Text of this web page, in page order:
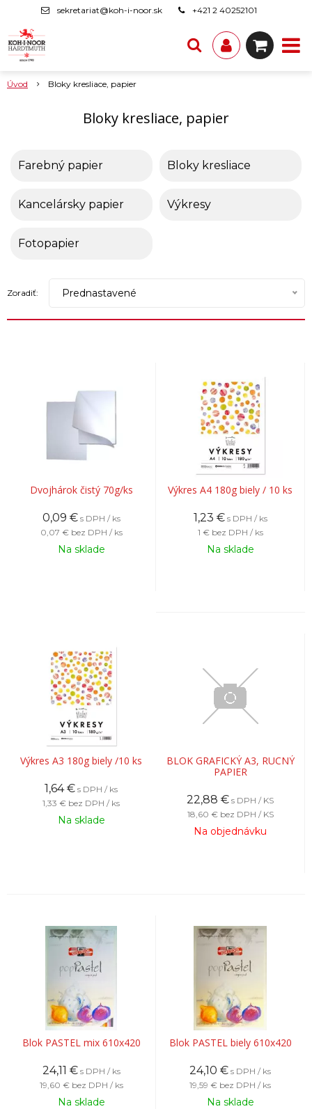
sekretariat@koh-i-noor.sk +421 2 40252101
Úvod Bloky kresliace, papier
Bloky kresliace, papier
Farebný papier Bloky kresliace
Kancelársky papier Výkresy
Fotopapier
Zoradiť: Prednastavené
Dvojhárok čistý 70g/ks
0,09 € s DPH / ks
0,07 € bez DPH / ks
Na sklade
Výkres A4 180g biely / 10 ks
1,23 € s DPH / ks
1 € bez DPH / ks
Na sklade
Výkres A3 180g biely /10 ks
1,64 € s DPH / ks
1,33 € bez DPH / ks
Na sklade
BLOK GRAFICKÝ A3, RUCNÝ
PAPIER
22,88 € s DPH / KS
18,60 € bez DPH / KS
Na objednávku
Blok PASTEL mix 610x420
24,11 € s DPH / ks
19,60 € bez DPH / ks
Na sklade
Blok PASTEL biely 610x420
24,10 € s DPH / ks
19,59 € bez DPH / ks
Na sklade